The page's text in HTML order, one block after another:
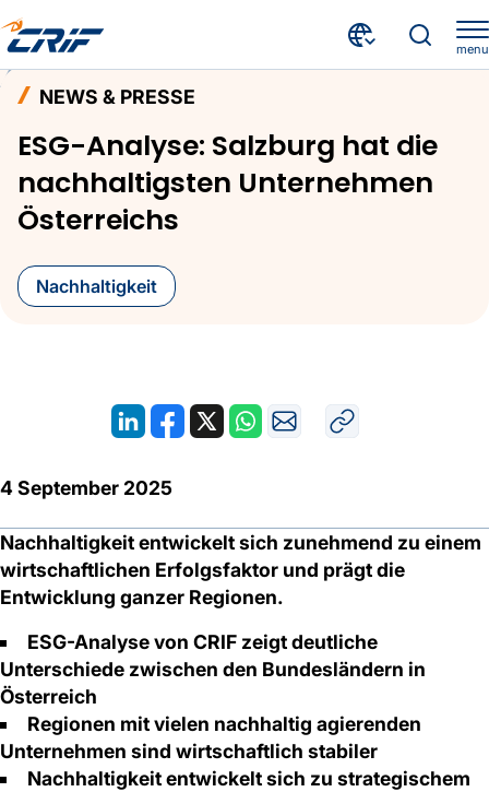
menu
NEWS & PRESSE
ESG-Analyse: Salzburg hat die
nachhaltigsten Unternehmen
Österreichs
Nachhaltigkeit
4 September 2025
Nachhaltigkeit entwickelt sich zunehmend zu einem
wirtschaftlichen Erfolgsfaktor und prägt die
Entwicklung ganzer Regionen.
ESG-Analyse von CRIF zeigt deutliche
Unterschiede zwischen den Bundesländern in
Österreich
Regionen mit vielen nachhaltig agierenden
Unternehmen sind wirtschaftlich stabiler
Nachhaltigkeit entwickelt sich zu strategischem